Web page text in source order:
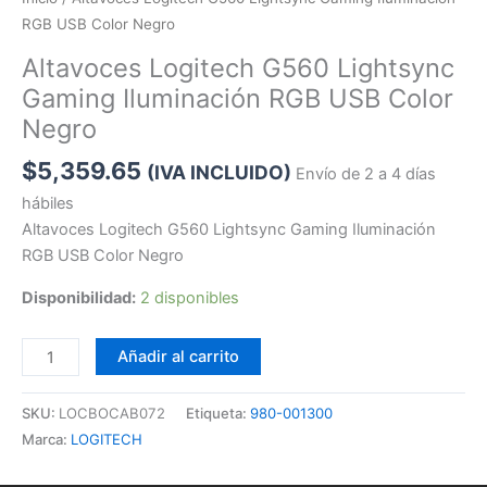
RGB USB Color Negro
Altavoces Logitech G560 Lightsync
Gaming Iluminación RGB USB Color
Negro
$5,359.65 (IVA INCLUIDO) Envío de 2 a 4 días
hábiles
Altavoces Logitech G560 Lightsync Gaming Iluminación
RGB USB Color Negro
Disponibilidad: 2 disponibles
Añadir al carrito
SKU: LOCBOCAB072 Etiqueta: 980-001300
Marca: LOGITECH